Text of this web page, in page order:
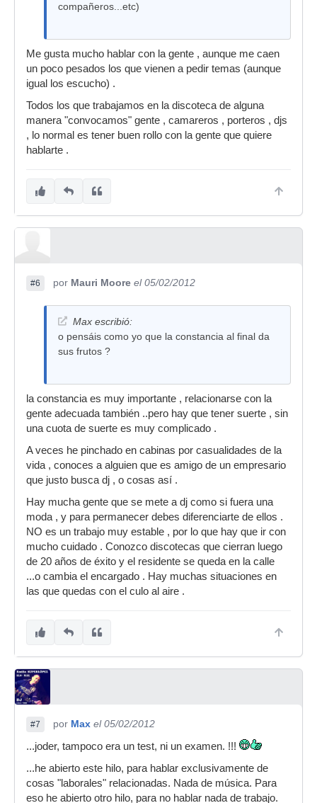
compañeros...etc)
Me gusta mucho hablar con la gente , aunque me caen
un poco pesados los que vienen a pedir temas (aunque
igual los escucho) .
Todos los que trabajamos en la discoteca de alguna
manera "convocamos" gente , camareros , porteros , djs
, lo normal es tener buen rollo con la gente que quiere
hablarte .
#6 por Mauri Moore el 05/02/2012
Max escribió:
o pensáis como yo que la constancia al final da
sus frutos ?
la constancia es muy importante , relacionarse con la
gente adecuada también ..pero hay que tener suerte , sin
una cuota de suerte es muy complicado .
A veces he pinchado en cabinas por casualidades de la
vida , conoces a alguien que es amigo de un empresario
que justo busca dj , o cosas así .
Hay mucha gente que se mete a dj como si fuera una
moda , y para permanecer debes diferenciarte de ellos .
NO es un trabajo muy estable , por lo que hay que ir con
mucho cuidado . Conozco discotecas que cierran luego
de 20 años de éxito y el residente se queda en la calle
...o cambia el encargado . Hay muchas situaciones en
las que quedas con el culo al aire .
#7 por Max el 05/02/2012
...joder, tampoco era un test, ni un examen. !!!
...he abierto este hilo, para hablar exclusivamente de
cosas "laborales" relacionadas. Nada de música. Para
eso he abierto otro hilo, para no hablar nada de trabajo.